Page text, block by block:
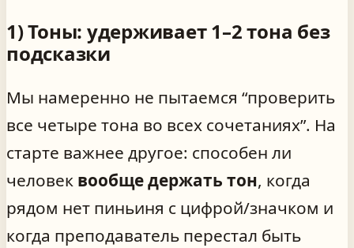
1) Тоны: удерживает 1–2 тона без
подсказки
Мы намеренно не пытаемся “проверить
все четыре тона во всех сочетаниях”. На
старте важнее другое: способен ли
человек вообще держать тон, когда
рядом нет пиньиня с цифрой/значком и
когда преподаватель перестал быть